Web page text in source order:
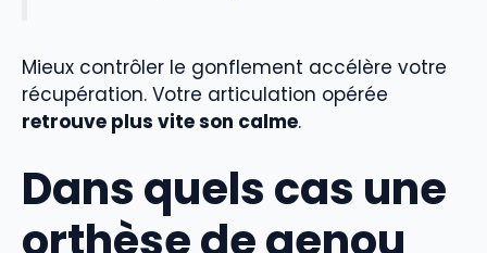
Mieux contrôler le gonflement accélère votre
récupération. Votre articulation opérée
retrouve plus vite son calme.
Dans quels cas une